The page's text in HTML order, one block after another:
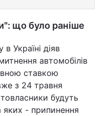
що було раніше
Україні діяв
автомобілів
ставкою
з 24 травня
будуть
- припинення